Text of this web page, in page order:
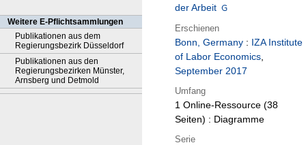
Weitere E-Pflichtsammlungen
Publikationen aus dem
Regierungsbezirk Düsseldorf
Publikationen aus den
Regierungsbezirken Münster,
Arnsberg und Detmold
der Arbeit
Erschienen
Bonn, Germany : IZA Institute
of Labor Economics,
September 2017
Umfang
1 Online-Ressource (38
Seiten) : Diagramme
Serie